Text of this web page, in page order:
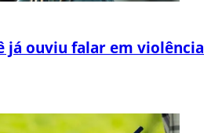
já ouviu falar em violência